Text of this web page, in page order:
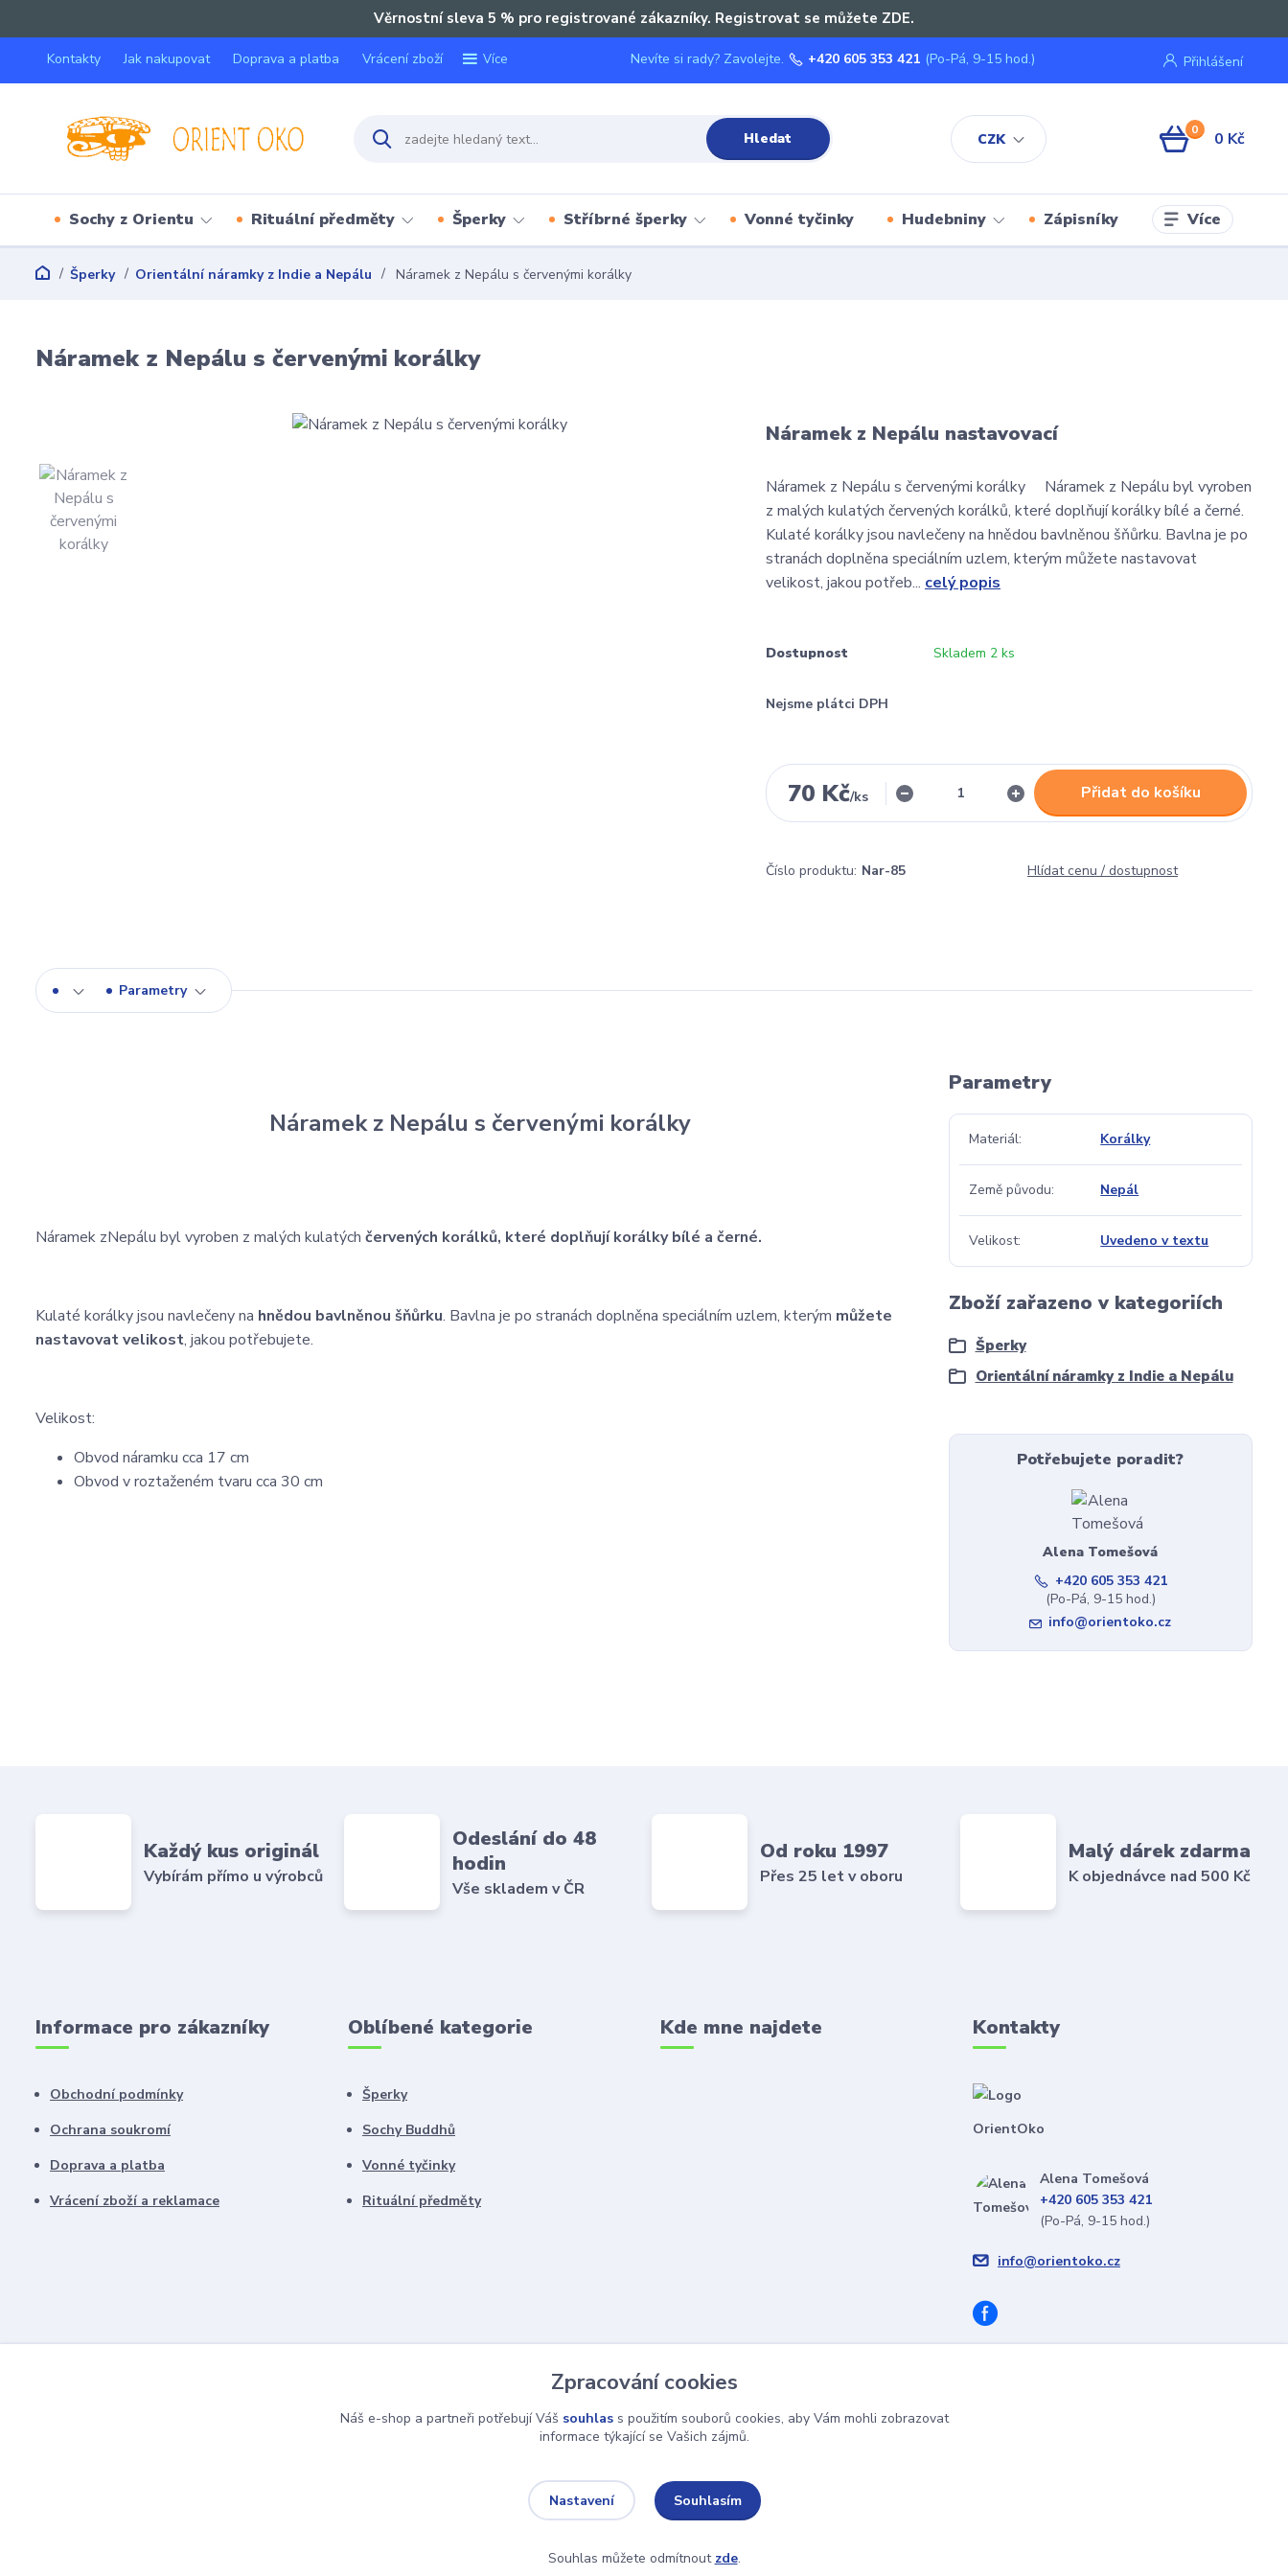
Věrnostní sleva 5 % pro registrované zákazníky. Registrovat se můžete ZDE.
Kontakty Jak nakupovat Doprava a platba Vrácení zboží Více
CZK
Přihlášení
Hledat
Nevíte si rady? Zavolejte. +420 605 353 421 (Po-Pá, 9-15 hod.)
0 0 Kč
Sochy z Orientu Rituální předměty Šperky Stříbrné šperky Vonné tyčinky Hudebniny Zápisníky Více
Šperky Orientální náramky z Indie a Nepálu Náramek z Nepálu s červenými korálky
Náramek z Nepálu s červenými korálky
Náramek z Nepálu nastavovací
Náramek z Nepálu s červenými korálky Náramek z Nepálu byl vyroben
z malých kulatých červených korálků, které doplňují korálky bílé a černé.
Kulaté korálky jsou navlečeny na hnědou bavlněnou šňůrku. Bavlna je po
stranách doplněna speciálním uzlem, kterým můžete nastavovat
velikost, jakou potřeb... celý popis
Dostupnost Skladem 2 ks
Nejsme plátci DPH
70 Kč/ks Přidat do košíku
Číslo produktu: Nar-85 Hlídat cenu / dostupnost
Parametry
Náramek z Nepálu s červenými korálky
Náramek zNepálu byl vyroben z malých kulatých červených korálků, které doplňují korálky bílé a černé.
Kulaté korálky jsou navlečeny na hnědou bavlněnou šňůrku. Bavlna je po stranách doplněna speciálním uzlem, kterým můžete
nastavovat velikost, jakou potřebujete.
Velikost:
Obvod náramku cca 17 cm
Obvod v roztaženém tvaru cca 30 cm
Parametry
Materiál Korálky
Země původu Nepál
Velikost Uvedeno v textu
Zboží zařazeno v kategoriích
Šperky
Orientální náramky z Indie a Nepálu
Potřebujete poradit?
Alena Tomešová
+420 605 353 421
(Po-Pá, 9-15 hod.)
info@orientoko.cz
Každý kus originál
Vybírám přímo u výrobců
Odeslání do 48
hodin
Vše skladem v ČR
Od roku 1997
Přes 25 let v oboru
Malý dárek zdarma
K objednávce nad 500 Kč
Informace pro zákazníky
Obchodní podmínky
Ochrana soukromí
Doprava a platba
Vrácení zboží a reklamace
Oblíbené kategorie
Šperky
Sochy Buddhů
Vonné tyčinky
Rituální předměty
Kde mne najdete Kontakty
OrientOko
Alena Tomešová
+420 605 353 421
(Po-Pá, 9-15 hod.)
info@orientoko.cz
Zpracování cookies
Náš e-shop a partneři potřebují Váš souhlass použitím souborů cookies, aby Vám mohli zobrazovat
informace týkající se Vašich zájmů.
Nastavení Souhlasím
Souhlas můžete odmítnout zde.